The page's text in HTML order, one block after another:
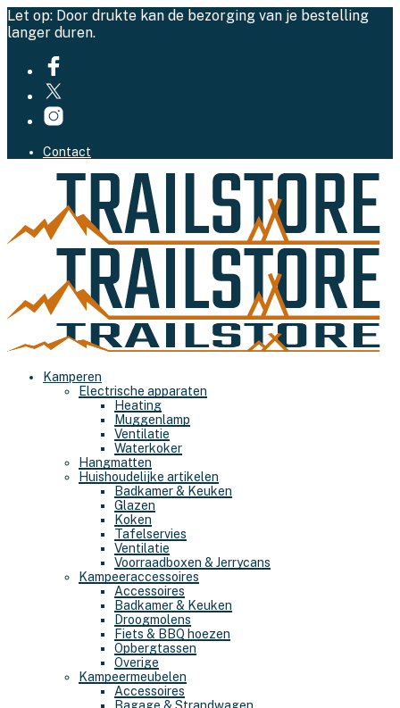
Let op: Door drukte kan de bezorging van je bestelling
langer duren.
Contact
Kamperen
Electrische apparaten
Heating
Muggenlamp
Ventilatie
Waterkoker
Hangmatten
Huishoudelijke artikelen
Badkamer & Keuken
Glazen
Koken
Tafelservies
Ventilatie
Voorraadboxen & Jerrycans
Kampeeraccessoires
Accessoires
Badkamer & Keuken
Droogmolens
Fiets & BBQ hoezen
Opbergtassen
Overige
Kampeermeubelen
Accessoires